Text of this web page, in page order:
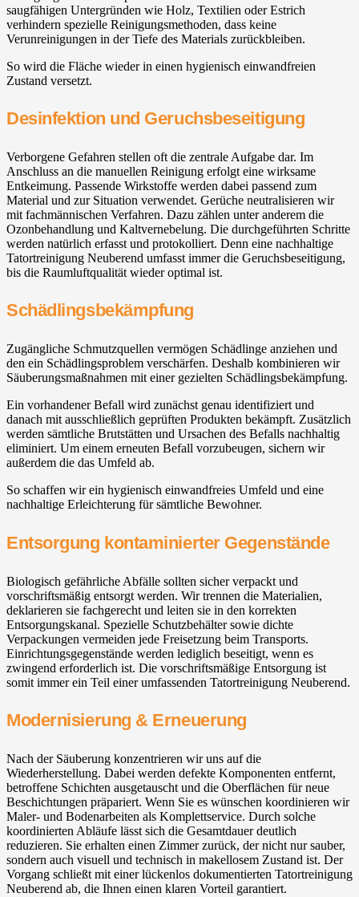
saugfähigen Untergründen wie Holz, Textilien oder Estrich
verhindern spezielle Reinigungsmethoden, dass keine
Verunreinigungen in der Tiefe des Materials zurückbleiben.
So wird die Fläche wieder in einen hygienisch einwandfreien
Zustand versetzt.
Desinfektion und Geruchsbeseitigung
Verborgene Gefahren stellen oft die zentrale Aufgabe dar. Im
Anschluss an die manuellen Reinigung erfolgt eine wirksame
Entkeimung. Passende Wirkstoffe werden dabei passend zum
Material und zur Situation verwendet. Gerüche neutralisieren wir
mit fachmännischen Verfahren. Dazu zählen unter anderem die
Ozonbehandlung und Kaltvernebelung. Die durchgeführten Schritte
werden natürlich erfasst und protokolliert. Denn eine nachhaltige
Tatortreinigung Neuberend umfasst immer die Geruchsbeseitigung,
bis die Raumluftqualität wieder optimal ist.
Schädlingsbekämpfung
Zugängliche Schmutzquellen vermögen Schädlinge anziehen und
den ein Schädlingsproblem verschärfen. Deshalb kombinieren wir
Säuberungsmaßnahmen mit einer gezielten Schädlingsbekämpfung.
Ein vorhandener Befall wird zunächst genau identifiziert und
danach mit ausschließlich geprüften Produkten bekämpft. Zusätzlich
werden sämtliche Brutstätten und Ursachen des Befalls nachhaltig
eliminiert. Um einem erneuten Befall vorzubeugen, sichern wir
außerdem die das Umfeld ab.
So schaffen wir ein hygienisch einwandfreies Umfeld und eine
nachhaltige Erleichterung für sämtliche Bewohner.
Entsorgung kontaminierter Gegenstände
Biologisch gefährliche Abfälle sollten sicher verpackt und
vorschriftsmäßig entsorgt werden. Wir trennen die Materialien,
deklarieren sie fachgerecht und leiten sie in den korrekten
Entsorgungskanal. Spezielle Schutzbehälter sowie dichte
Verpackungen vermeiden jede Freisetzung beim Transports.
Einrichtungsgegenstände werden lediglich beseitigt, wenn es
zwingend erforderlich ist. Die vorschriftsmäßige Entsorgung ist
somit immer ein Teil einer umfassenden Tatortreinigung Neuberend.
Modernisierung & Erneuerung
Nach der Säuberung konzentrieren wir uns auf die
Wiederherstellung. Dabei werden defekte Komponenten entfernt,
betroffene Schichten ausgetauscht und die Oberflächen für neue
Beschichtungen präpariert. Wenn Sie es wünschen koordinieren wir
Maler- und Bodenarbeiten als Komplettservice. Durch solche
koordinierten Abläufe lässt sich die Gesamtdauer deutlich
reduzieren. Sie erhalten einen Zimmer zurück, der nicht nur sauber,
sondern auch visuell und technisch in makellosem Zustand ist. Der
Vorgang schließt mit einer lückenlos dokumentierten Tatortreinigung
Neuberend ab, die Ihnen einen klaren Vorteil garantiert.